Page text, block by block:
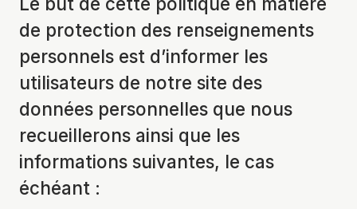
de protection des renseignements
personnels est d’informer les
utilisateurs de notre site des
données personnelles que nous
recueillerons ainsi que les
informations suivantes, le cas
échéant :